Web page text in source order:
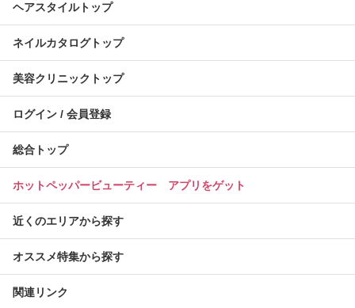
ヘアスタイルトップ
ネイルカタログトップ
美容クリニックトップ
ログイン / 会員登録
総合トップ
ホットペッパービューティー アプリをゲット
近くのエリアから探す
オススメ特集から探す
関連リンク